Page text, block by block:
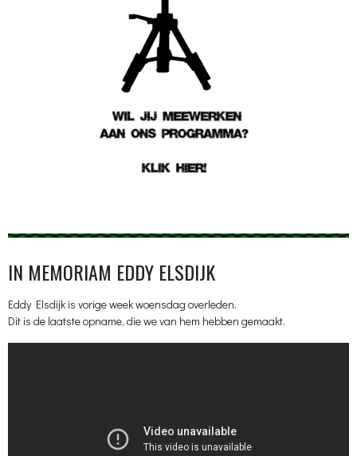
IN MEMORIAM EDDY ELSDIJK
Eddy Elsdijk is vorige week woensdag overleden.
Dit is de laatste opname, die we van hem hebben gemaakt.